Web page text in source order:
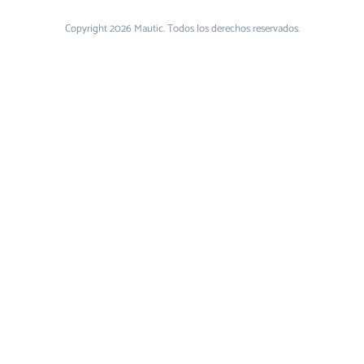
Copyright 2026 Mautic. Todos los derechos reservados.